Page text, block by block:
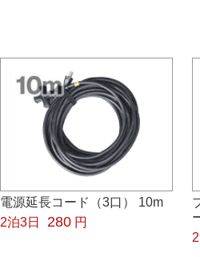
電源延長コード（3口） 10m
2泊3日
280 円